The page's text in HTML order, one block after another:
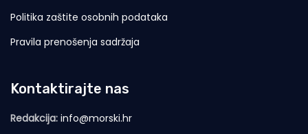
Politika zaštite osobnih podataka
Pravila prenošenja sadržaja
Kontaktirajte nas
Redakcija: info@morski.hr